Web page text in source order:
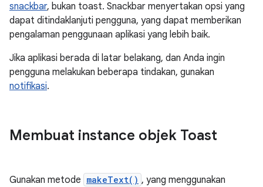
snackbar, bukan toast. Snackbar menyertakan opsi yang
dapat ditindaklanjuti pengguna, yang dapat memberikan
pengalaman penggunaan aplikasi yang lebih baik.
Jika aplikasi berada di latar belakang, dan Anda ingin
pengguna melakukan beberapa tindakan, gunakan
notifikasi.
Membuat instance objek Toast
Gunakan metode makeText() , yang menggunakan